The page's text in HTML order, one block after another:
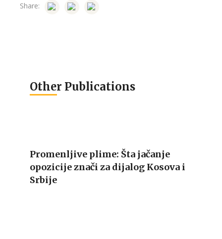
Share:
Other Publications
Promenljive plime: Šta jačanje
opozicije znači za dijalog Kosova i
Srbije